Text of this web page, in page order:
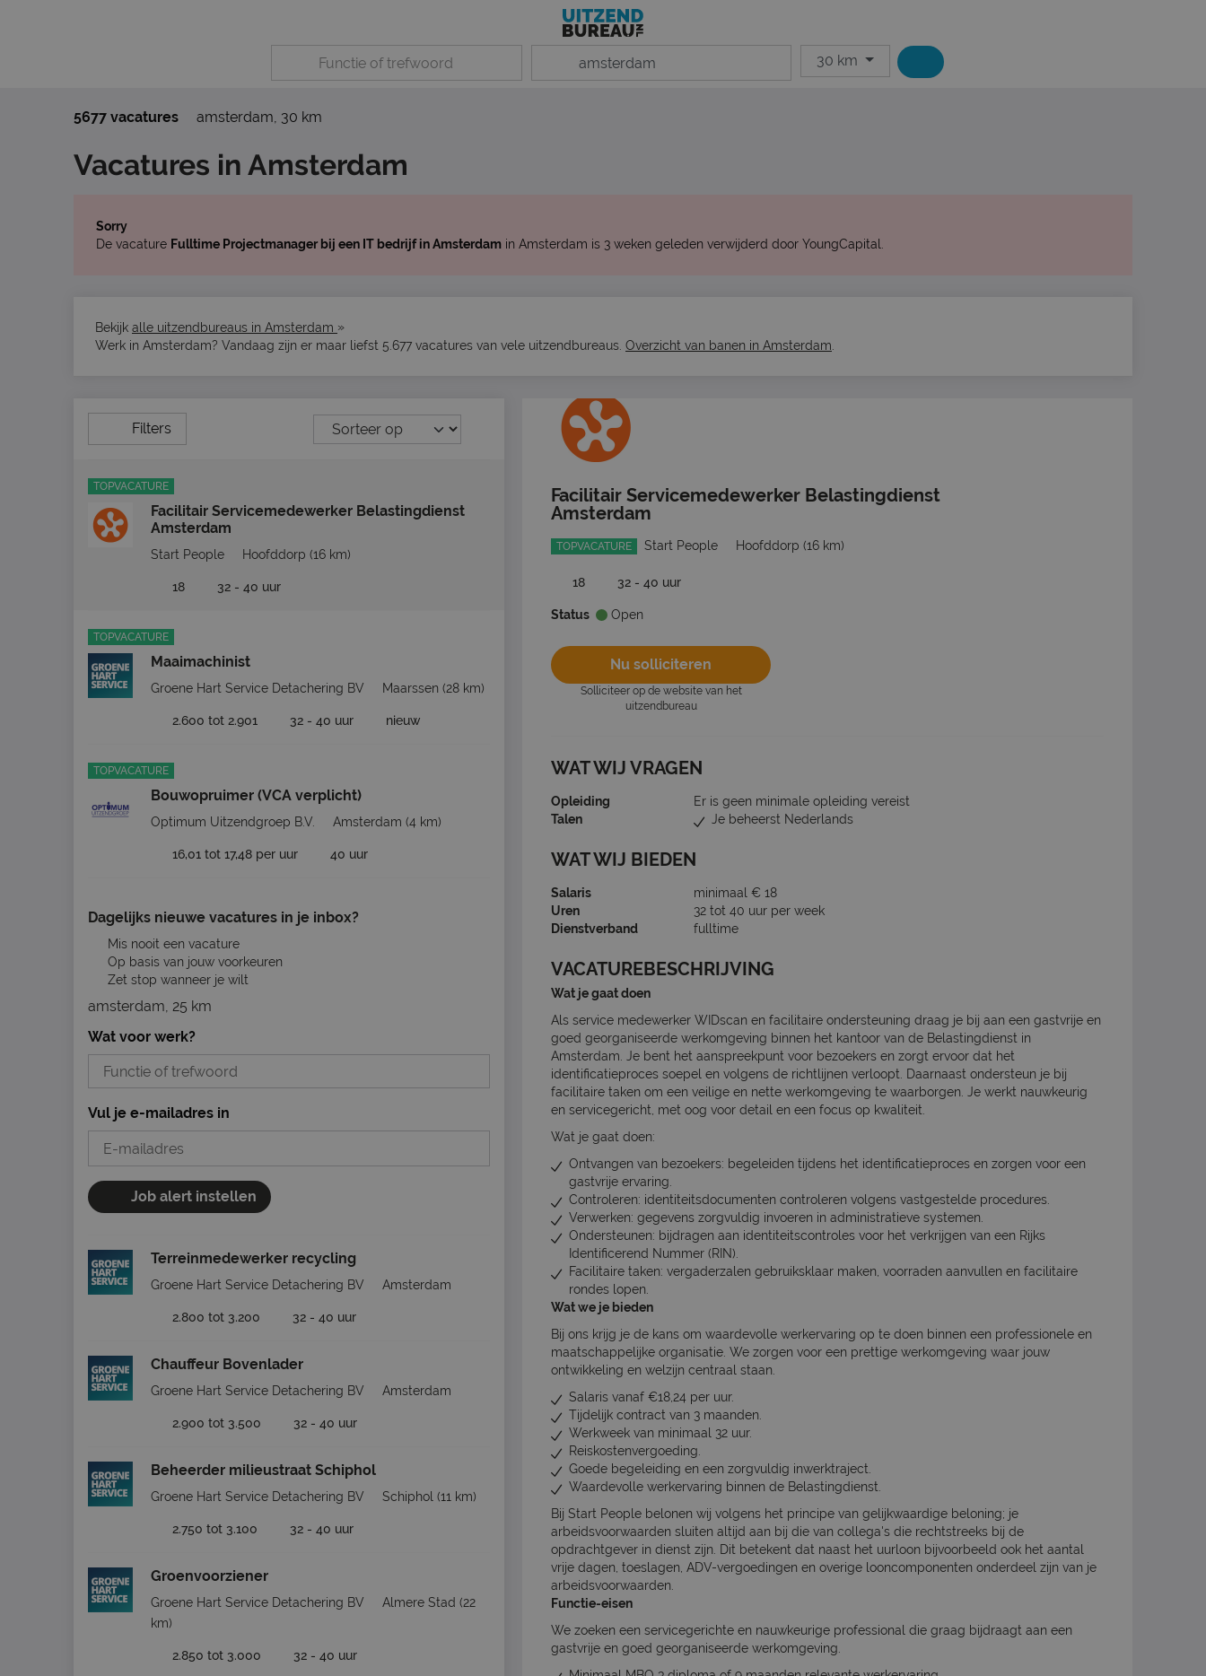
30 km
5677 vacatures amsterdam, 30 km
Vacatures in Amsterdam
Sorry
De vacature Fulltime Projectmanager bij een IT bedrijf in Amsterdam in Amsterdam is 3 weken geleden verwijderd door YoungCapital.
Bekijk alle uitzendbureaus in Amsterdam »
Werk in Amsterdam? Vandaag zijn er maar liefst 5.677 vacatures van vele uitzendbureaus. Overzicht van banen in Amsterdam
Filters
TOPVACATURE
Facilitair Servicemedewerker Belastingdienst
Amsterdam
Start People Hoofddorp (16 km)
18 32 - 40 uur
TOPVACATURE
Maaimachinist
Groene Hart Service Detachering BV Maarssen (28 km)
2.600 tot 2.901 32 - 40 uur nieuw
TOPVACATURE
Bouwopruimer (VCA verplicht)
Optimum Uitzendgroep B.V. Amsterdam (4 km)
16,01 tot 17,48 per uur 40 uur
Dagelijks nieuwe vacatures in je inbox?
Mis nooit een vacature
Op basis van jouw voorkeuren
Zet stop wanneer je wilt
amsterdam, 25 km
Wat voor werk?
Vul je e-mailadres in
Job alert instellen
Terreinmedewerker recycling
Groene Hart Service Detachering BV Amsterdam
2.800 tot 3.200 32 - 40 uur
Chauffeur Bovenlader
Groene Hart Service Detachering BV Amsterdam
2.900 tot 3.500 32 - 40 uur
Beheerder milieustraat Schiphol
Groene Hart Service Detachering BV Schiphol (11 km)
2.750 tot 3.100 32 - 40 uur
Groenvoorziener
Groene Hart Service Detachering BV Almere Stad (22
km)
2.850 tot 3.000 32 - 40 uur
Facilitair Servicemedewerker Belastingdienst
Amsterdam
TOPVACATURE Start People Hoofddorp (16 km)
18 32 - 40 uur
Status Open
Nu solliciteren
Solliciteer op de website van het
uitzendbureau
WAT WIJ VRAGEN
Opleiding
Er is geen minimale opleiding vereist
Talen
Je beheerst Nederlands
WAT WIJ BIEDEN
Salaris
minimaal € 18
Uren
32 tot 40 uur per week
Dienstverband
fulltime
VACATUREBESCHRIJVING
Wat je gaat doen
Als service medewerker WIDscan en facilitaire ondersteuning draag je bij aan een gastvrije en
goed georganiseerde werkomgeving binnen het kantoor van de Belastingdienst in
Amsterdam. Je bent het aanspreekpunt voor bezoekers en zorgt ervoor dat het
identificatieproces soepel en volgens de richtlijnen verloopt. Daarnaast ondersteun je bij
facilitaire taken om een veilige en nette werkomgeving te waarborgen. Je werkt nauwkeurig
en servicegericht, met oog voor detail en een focus op kwaliteit.
Wat je gaat doen:
Ontvangen van bezoekers: begeleiden tijdens het identificatieproces en zorgen voor een
gastvrije ervaring.
Controleren: identiteitsdocumenten controleren volgens vastgestelde procedures.
Verwerken: gegevens zorgvuldig invoeren in administratieve systemen.
Ondersteunen: bijdragen aan identiteitscontroles voor het verkrijgen van een Rijks
Identificerend Nummer (RIN).
Facilitaire taken: vergaderzalen gebruiksklaar maken, voorraden aanvullen en facilitaire
rondes lopen.
Wat we je bieden
Bij ons krijg je de kans om waardevolle werkervaring op te doen binnen een professionele en
maatschappelijke organisatie. We zorgen voor een prettige werkomgeving waar jouw
ontwikkeling en welzijn centraal staan.
Salaris vanaf €18,24 per uur.
Tijdelijk contract van 3 maanden.
Werkweek van minimaal 32 uur.
Reiskostenvergoeding.
Goede begeleiding en een zorgvuldig inwerktraject.
Waardevolle werkervaring binnen de Belastingdienst.
Bij Start People belonen wij volgens het principe van gelijkwaardige beloning; je
arbeidsvoorwaarden sluiten altijd aan bij die van collega's die rechtstreeks bij de
opdrachtgever in dienst zijn. Dit betekent dat naast het uurloon bijvoorbeeld ook het aantal
vrije dagen, toeslagen, ADV-vergoedingen en overige looncomponenten onderdeel zijn van je
arbeidsvoorwaarden.
Functie-eisen
We zoeken een servicegerichte en nauwkeurige professional die graag bijdraagt aan een
gastvrije en goed georganiseerde werkomgeving.